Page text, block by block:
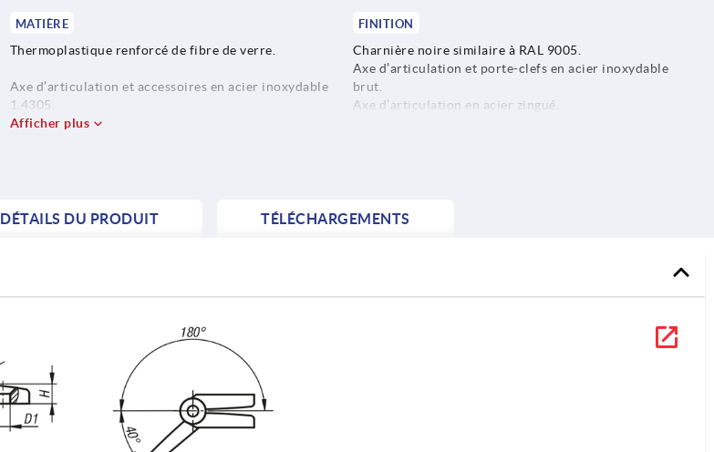
MATIÈRE
Thermoplastique renforcé de fibre de verre.
Axe d’articulation et accessoires en acier inoxydable
1.4305.
FINITION
Charnière noire similaire à RAL 9005.
Axe d’articulation et porte-clefs en acier inoxydable
brut.
Axe d’articulation en acier zingué.
Afficher plus
DÉTAILS DU PRODUIT TÉLÉCHARGEMENTS